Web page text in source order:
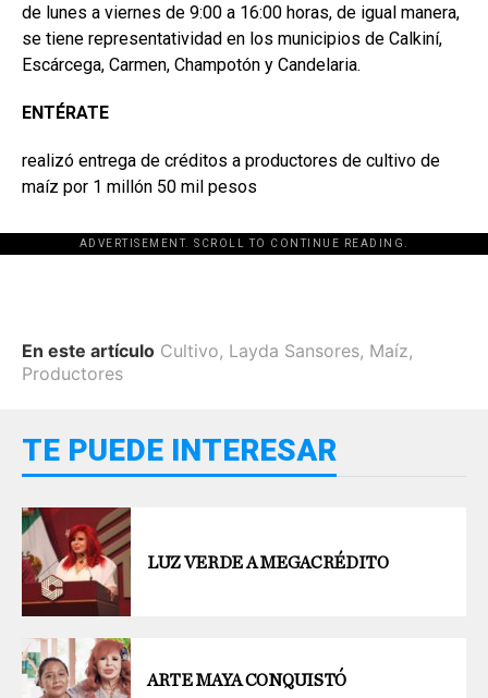
de lunes a viernes de 9:00 a 16:00 horas, de igual manera,
se tiene representatividad en los municipios de Calkiní,
Escárcega, Carmen, Champotón y Candelaria.
ENTÉRATE
realizó entrega de créditos a productores de cultivo de
maíz por 1 millón 50 mil pesos
ADVERTISEMENT. SCROLL TO CONTINUE READING.
En este artículo Cultivo, Layda Sansores, Maíz,
Productores
TE PUEDE INTERESAR
LUZ VERDE A MEGACRÉDITO
ARTE MAYA CONQUISTÓ